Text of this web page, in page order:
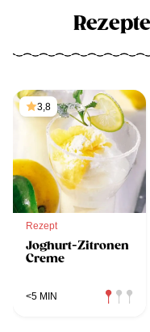
3,8
Rezept
Joghurt-Zitronen
Creme
<5 MIN